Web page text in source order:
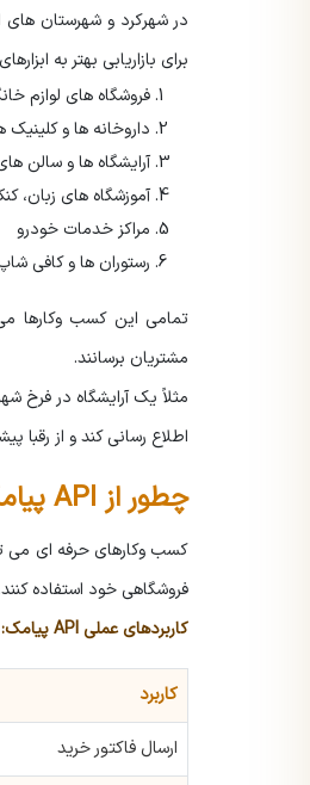
در شهرکرد و شهرستان های
برای بازاریابی بهتر به
فروشگاه های لوازم
داروخانه ها و کلینیک
آرایشگاه ها و سالن
آموزشگاه های زبان،
مراکز خدمات خودرو
رستوران ها و کافی
تمامی این کسب وکارها می
مشتریان برسانند.
مثلاً یک آرایشگاه در فرخ
اطلاع رسانی کند و از رقبا
چطور از API پیامک برای خودکارسازی اطلاع رسانی استفاده کنیم؟
کسب وکارهای حرفه ای می
فروشگاهی خود استفاده
کاربردهای عملی API پیامک:
کاربرد
ارسال فاکتور خرید